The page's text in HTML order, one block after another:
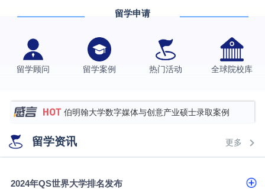
留学申请
留学顾问 留学案例 热门活动 全球院校库
从上海财大2+2到谢菲尔德：低均分逆袭QS百强金
融会计硕士实录
​恭喜Z同学荣获剑桥大学录取
伯明翰大学数字媒体与创意产业硕士录取案例
西南财经大学投资学背景，成功斩获英国名校多份
Offer
上海财经大学经济学背景成功斩获爱丁堡大学经济学
数学背景的他，靠“供应链”故事敲开哥大、宾大之门
留学资讯 更多
2024年QS世界大学排名发布